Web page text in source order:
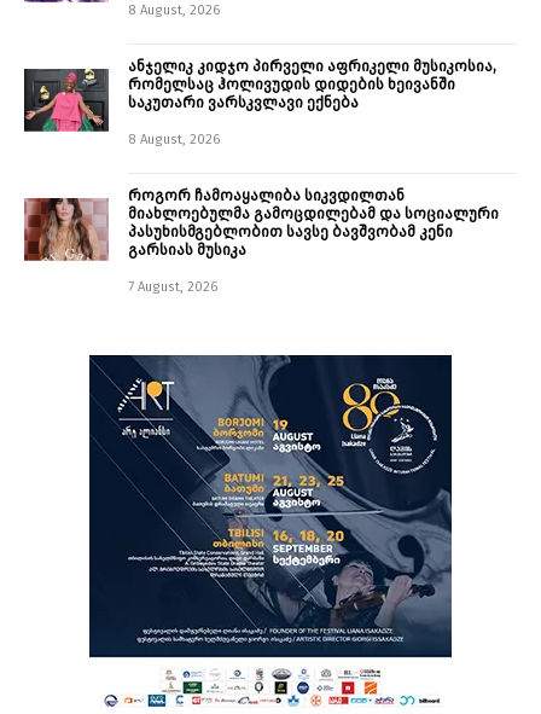
8 August, 2026
ანჯელიკ კიდჯო პირველი აფრიკელი მუსიკოსია,
რომელსაც ჰოლივუდის დიდების ხეივანში
საკუთარი ვარსკვლავი ექნება
8 August, 2026
როგორ ჩამოაყალიბა სიკვდილთან
მიახლოებულმა გამოცდილებამ და სოციალური
პასუხისმგებლობით სავსე ბავშვობამ კენი
გარსიას მუსიკა
7 August, 2026